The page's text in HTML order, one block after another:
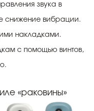
звука в
снижение вибрации.
накладками.
с помощью винтов,
«раковины»